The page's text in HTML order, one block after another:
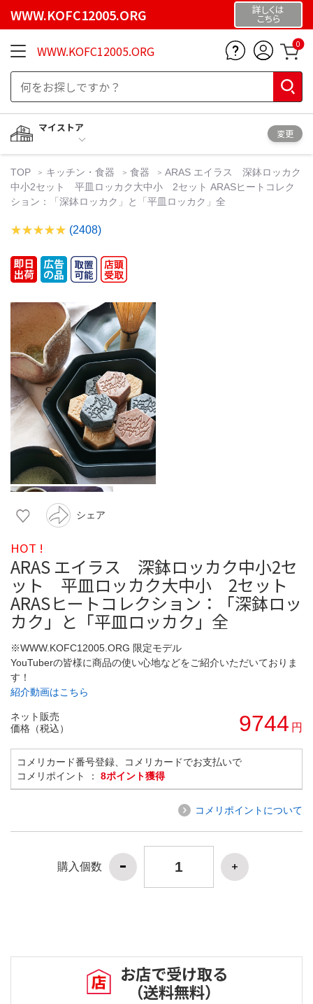
WWW.KOFC12005.ORG 詳しくは
こちら
WWW.KOFC12005.ORG 0
マイストア
変更
TOP キッチン・食器 食器
ARAS エイラス 深鉢ロッカク
中小2セット 平皿ロッカク大中小 2セット ARASヒートコレク
ション：「深鉢ロッカク」と「平皿ロッカク」全
(2408)
シェア
HOT !
ARAS エイラス 深鉢ロッカク中小2セ
ット 平皿ロッカク大中小 2セット
ARASヒートコレクション：「深鉢ロッ
カク」と「平皿ロッカク」全
※WWW.KOFC12005.ORG 限定モデル
YouTuberの皆様に商品の使い心地などをご紹介いただいておりま
す！
紹介動画はこちら
ネット販売
価格（税込）
9744 円
コメリカード番号登録、コメリカードでお支払いで
コメリポイント ： 8ポイント獲得
コメリポイントについて
購入個数
お店で受け取る
（送料無料）